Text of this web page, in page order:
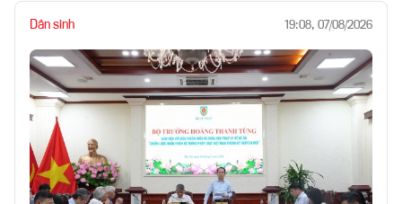
Dân sinh 19:08, 07/08/2026